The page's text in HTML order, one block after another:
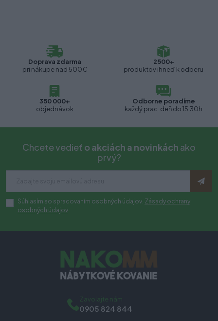
Doprava zdarma
pri nákupe nad 500€
2500+
produktov ihneď k odberu
350 000+
objednávok
Odborne poradíme
každý prac. deň do 15:30h
Chcete vedieť o akciách a novinkách ako
prvý?
Súhlasím so spracovaním osobných údajov. Zásady ochrany
osobných údajov
Zavolajte nám
0905 824 844